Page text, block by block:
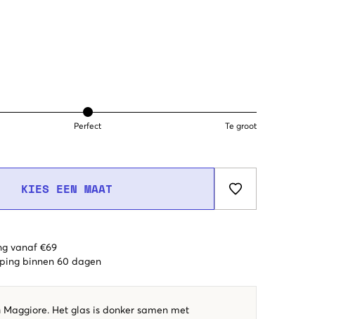
Perfect Te groot
KIES EEN MAAT
vanaf €69
binnen 60 dagen
Het glas is donker samen met